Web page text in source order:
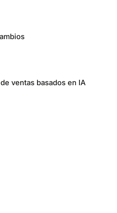
ventas basados en IA